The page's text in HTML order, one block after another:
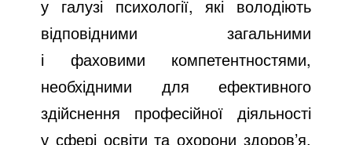
у галузі психології, які володіють
відповідними загальними
і фаховими компетентностями,
необхідними для ефективного
здійснення професійної діяльності
у сфері освіти та охорони здоров’я,